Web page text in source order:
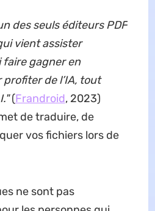
des seuls éditeurs PDF
vient assister
faire gagner en
de l’IA, tout
(Frandroid, 2023)
de traduire, de
vos fichiers lors de
ne sont pas